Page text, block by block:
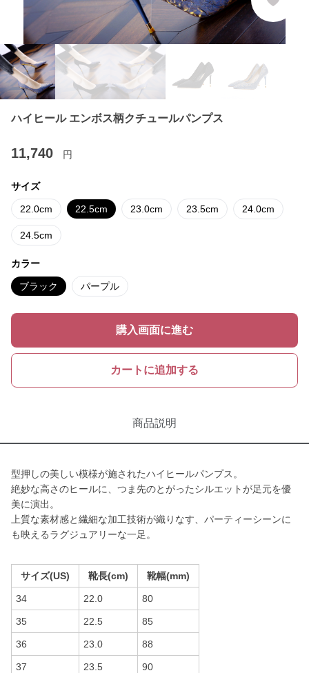
ハイヒール エンボス柄クチュールパンプス
11,740 円
サイズ
22.0cm 22.5cm 23.0cm 23.5cm 24.0cm
24.5cm
カラー
ブラック パープル
購入画面に進む
カートに追加する
商品説明
型押しの美しい模様が施されたハイヒールパンプス。
絶妙な高さのヒールに、つま先のとがったシルエットが足元を優
美に演出。
上質な素材感と繊細な加工技術が織りなす、パーティーシーンに
も映えるラグジュアリーな一足。
サイズ(US) 靴長(cm) 靴幅(mm)
34 22.0 80
35 22.5 85
36 23.0 88
37 23.5 90